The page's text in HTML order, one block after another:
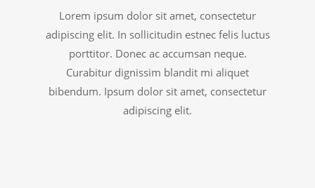
Lorem ipsum dolor sit amet, consectetur
adipiscing elit. In sollicitudin estnec felis luctus
porttitor. Donec ac accumsan neque.
Curabitur dignissim blandit mi aliquet
bibendum. Ipsum dolor sit amet, consectetur
adipiscing elit.